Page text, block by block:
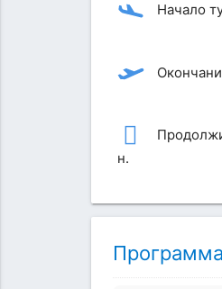
Начало
н.
Программа